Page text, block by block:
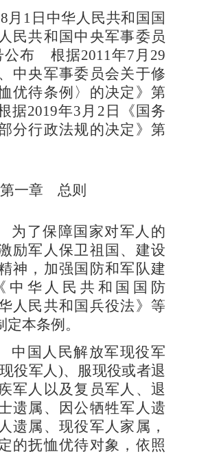
8月 1 日中华人民共和国国
民共和国中央军事委员
公布 根据2011年7 月 29
中央军事委员会关于修
优待条例〉的决定》第
据2019年3 月 2 日《国务
分行政法规的决定》第
第一章 总则
为了保障国家对军人的
励军人保卫祖国、建设
神，加强国防和军队建
中华人民共和国国防
人民共和国兵役法》等
本条例。
中国人民解放军现役军
役军人)、服现役或者退
军人以及复员军人、退
遗属、因公牺牲军人遗
遗属、现役军人家属，
的抚恤优待对象，依照